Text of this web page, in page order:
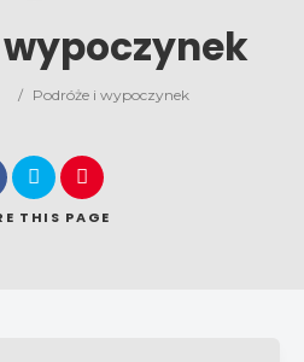
wypoczynek
/ Podróże i wypoczynek
THIS PAGE